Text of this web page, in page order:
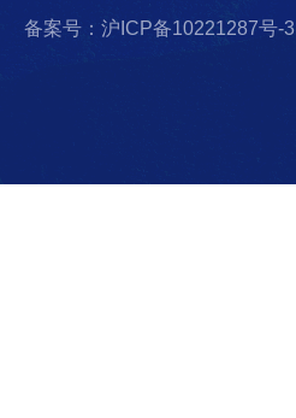
备案号：沪ICP备10221287号-3